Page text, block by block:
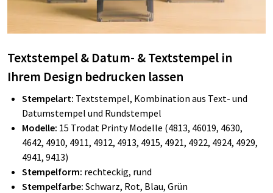
Textstempel & Datum- & Textstempel in
Ihrem Design bedrucken lassen
Stempelart: Textstempel, Kombination aus Text- und
Datumstempel und Rundstempel
Modelle: 15 Trodat Printy Modelle (4813, 46019, 4630,
4642, 4910, 4911, 4912, 4913, 4915, 4921, 4922, 4924, 4929,
4941, 9413)
Stempelform: rechteckig, rund
Stempelfarbe: Schwarz, Rot, Blau, Grün